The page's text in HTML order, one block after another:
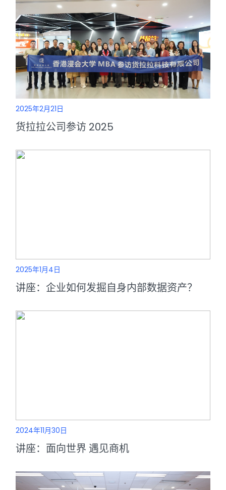
2025年2月21日
货拉拉公司参访 2025
2025年1月4日
讲座：企业如何发掘自身内部数据资产？
2024年11月30日
讲座：面向世界 遇见商机